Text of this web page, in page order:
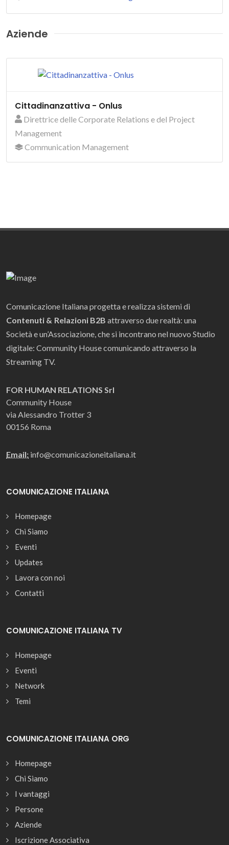
Aziende
Cittadinanzattiva - Onlus
Direttrice delle Corporate Relations e del Project
Management
Communication Management
Comunicazione Italiana progetta e realizza sistemi di
Contenuti & Relazioni B2B attraverso due realtà: una
Società e un’Associazione, che si incontrano nel nuovo Studio
digitale: Community House comunicando attraverso la
Streaming TV.
FOR HUMAN RELATIONS Srl
Community House
via Alessandro Trotter 3
00156 Roma
Email: info@comunicazioneitaliana.it
COMUNICAZIONE ITALIANA
Homepage
Chi Siamo
Eventi
Updates
Lavora con noi
Contatti
COMUNICAZIONE ITALIANA TV
Homepage
Eventi
Network
Temi
COMUNICAZIONE ITALIANA ORG
Homepage
Chi Siamo
I vantaggi
Persone
Aziende
Iscrizione Associativa